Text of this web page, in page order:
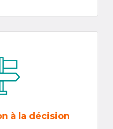
à la décision